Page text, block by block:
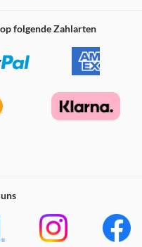
folgende Zahlarten